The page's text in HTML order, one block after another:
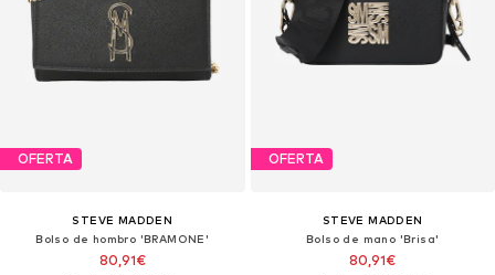
OFERTA
STEVE MADDEN
Bolso de hombro 'BRAMONE'
80,91€
OFERTA
STEVE MADDEN
Bolso de mano 'Brisa'
80,91€